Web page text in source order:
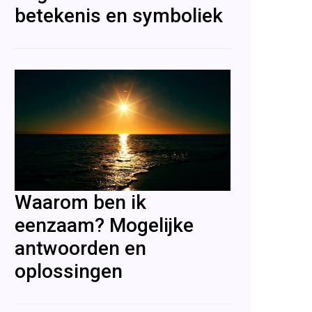
betekenis en symboliek
Waarom ben ik
eenzaam? Mogelijke
antwoorden en
oplossingen